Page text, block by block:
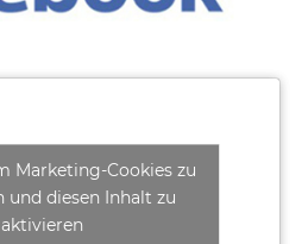
Marketing-Cookies zu
und diesen Inhalt zu
aktivieren